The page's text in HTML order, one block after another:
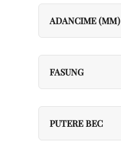
ADANCIME (MM)
FASUNG
PUTERE BEC